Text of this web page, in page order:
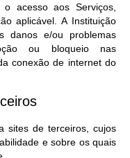
acesso aos Serviços,
aplicável. A Instituição
danos e/ou problemas
ou bloqueio nas
conexão de internet do
sites de terceiros, cujos
e sobre os quais